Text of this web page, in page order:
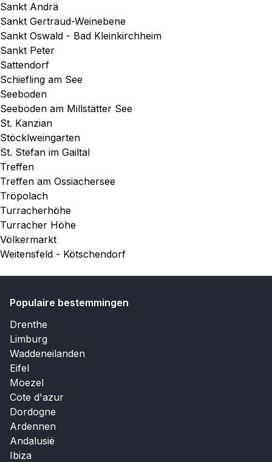
Sankt Andrä
Sankt Gertraud-Weinebene
Sankt Oswald - Bad Kleinkirchheim
Sankt Peter
Sattendorf
Schiefling am See
Seeboden
Seeboden am Millstätter See
St. Kanzian
Stöcklweingarten
St. Stefan im Gailtal
Treffen
Treffen am Ossiachersee
Tröpolach
Turracherhöhe
Turracher Höhe
Völkermarkt
Weitensfeld - Kötschendorf
Populaire bestemmingen
Drenthe
Limburg
Waddeneilanden
Eifel
Moezel
Cote d'azur
Dordogne
Ardennen
Andalusië
Ibiza